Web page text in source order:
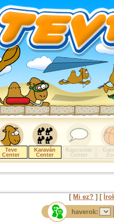
Teve
Center
Karaván
Center
Kapcsolat
Center
[ Mi ez? ] [
haverok: